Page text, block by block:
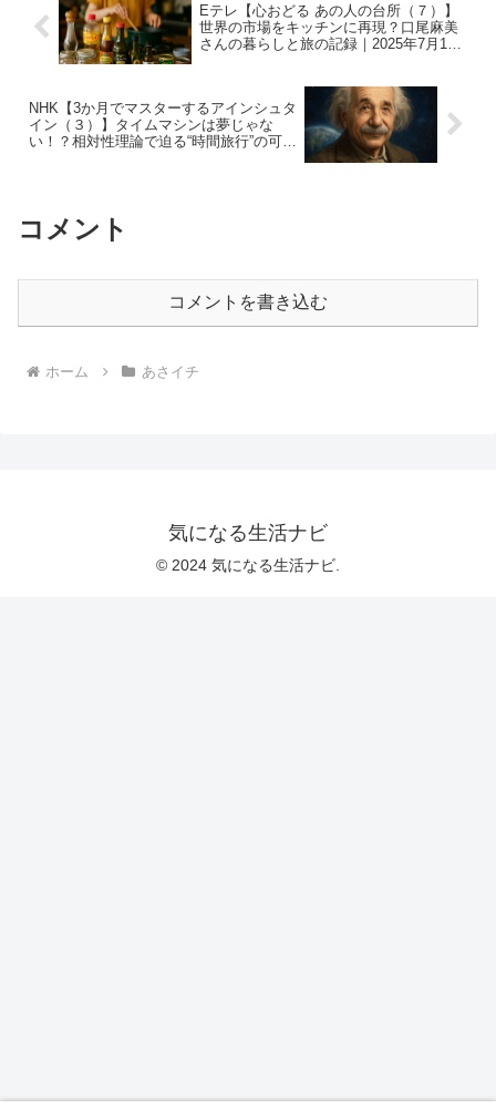
Eテレ【心おどる あの人の台所（７）】
世界の市場をキッチンに再現？口尾麻美
さんの暮らしと旅の記録｜2025年7月15
NHK【3か月でマスターするアインシュタ
イン（３）】タイムマシンは夢じゃな
い！？相対性理論で迫る“時間旅行”の可能
コメント
コメントを書き込む
ホーム あさイチ
気になる生活ナビ
© 2024 気になる生活ナビ.